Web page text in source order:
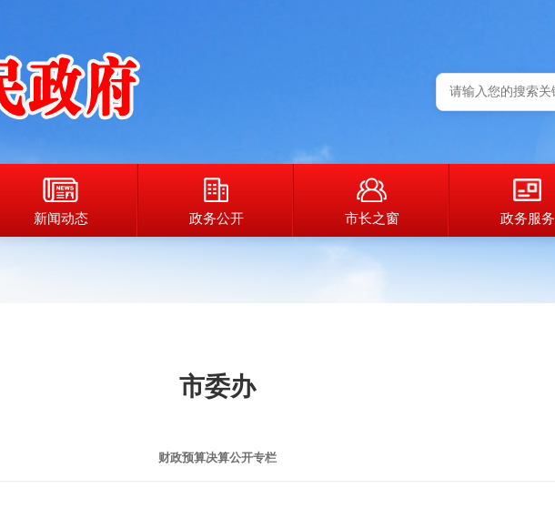
新闻动态 政务公开 市长之窗 政务服务
市委办
财政预算决算公开专栏